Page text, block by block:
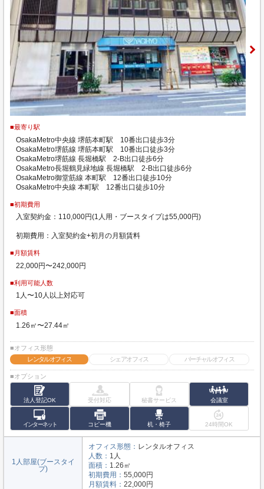
■最寄り駅
OsakaMetro中央線 堺筋本町駅 10番出口徒歩3分
OsakaMetro堺筋線 堺筋本町駅 10番出口徒歩3分
OsakaMetro堺筋線 長堀橋駅 2-B出口徒歩6分
OsakaMetro長堀鶴見緑地線 長堀橋駅 2-B出口徒歩6分
OsakaMetro御堂筋線 本町駅 12番出口徒歩10分
OsakaMetro中央線 本町駅 12番出口徒歩10分
■初期費用
入室契約金：110,000円(1人用・ブースタイプは55,000円)
初期費用：入室契約金+初月の月額賃料
■月額賃料
22,000円〜242,000円
■利用可能人数
1人〜10人以上対応可
■面積
1.26㎡〜27.44㎡
■オフィス形態
レンタルオフィス
シェアオフィス バーチャルオフィス
■オプション
法人登記OK 受付対応 秘書サービス 会議室
インターネット コピー機 机・椅子 24時間OK
1人部屋(ブースタイ
プ)
オフィス形態： レンタルオフィス
人数： 1人
面積： 1.26㎡
初期費用： 55,000円
月額賃料： 22,000円